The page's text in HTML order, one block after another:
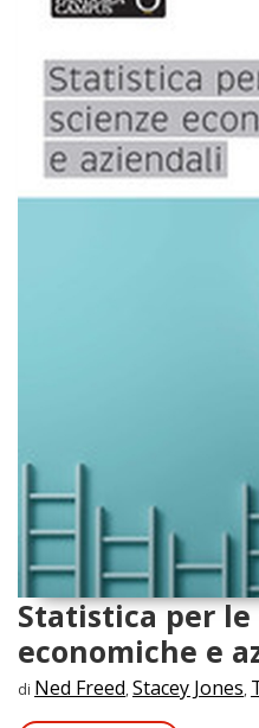
Statistica per le
economiche e
di Ned Freed, Stacey Jones,